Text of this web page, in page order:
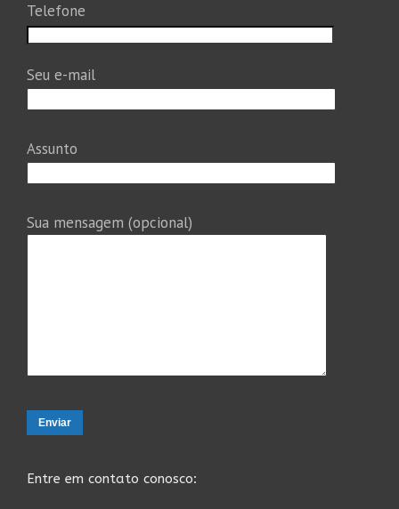
Telefone
Seu e-mail
Assunto
Sua mensagem (opcional)
Entre em contato conosco: